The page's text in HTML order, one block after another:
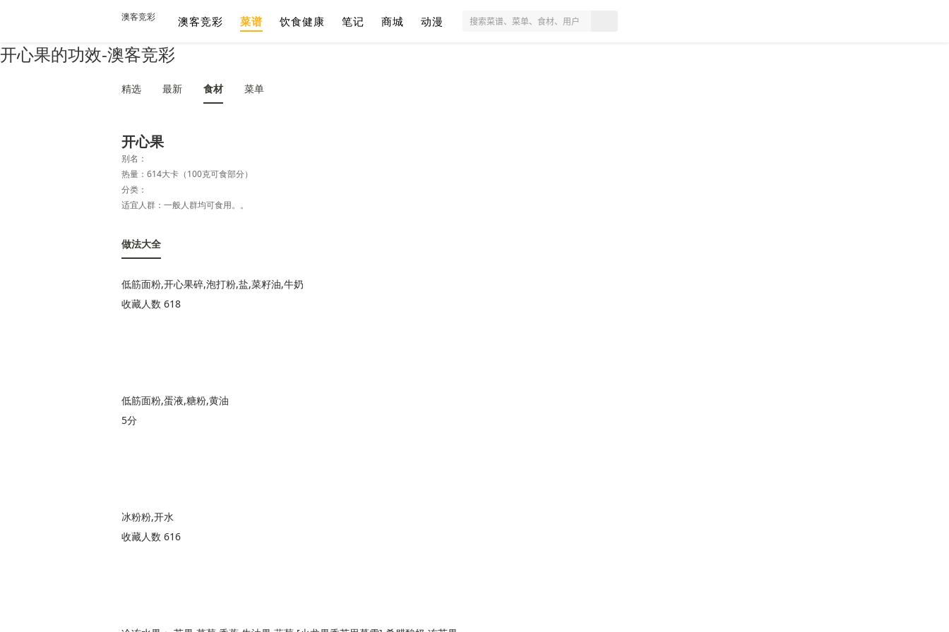
开心果的功效-澳客竞彩
澳客竞彩 澳客竞彩 菜谱 饮食健康 笔记 商城 动漫
精选 最新 食材 菜单
开心果
别名：
热量：614大卡（100克可食部分）
分类：
适宜人群：一般人群均可食用。。
做法大全
低筋面粉,开心果碎,泡打粉,盐,菜籽油,牛奶
收藏人数 618
低筋面粉,蛋液,糖粉,黄油
5分
冰粉粉,开水
收藏人数 616